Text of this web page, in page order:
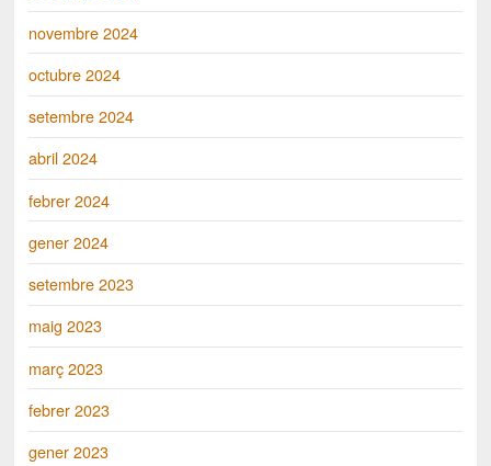
novembre 2024
octubre 2024
setembre 2024
abril 2024
febrer 2024
gener 2024
setembre 2023
maig 2023
març 2023
febrer 2023
gener 2023